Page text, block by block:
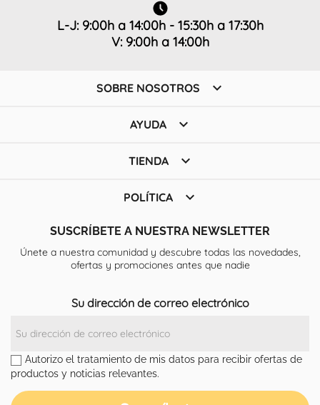
L-J: 9:00h a 14:00h - 15:30h a 17:30h
V: 9:00h a 14:00h
SOBRE NOSOTROS 
AYUDA 
TIENDA 
POLÍTICA 
SUSCRÍBETE A NUESTRA NEWSLETTER
Únete a nuestra comunidad y descubre todas las novedades,
ofertas y promociones antes que nadie
Su dirección de correo electrónico
Autorizo el tratamiento de mis datos para recibir ofertas de
productos y noticias relevantes.